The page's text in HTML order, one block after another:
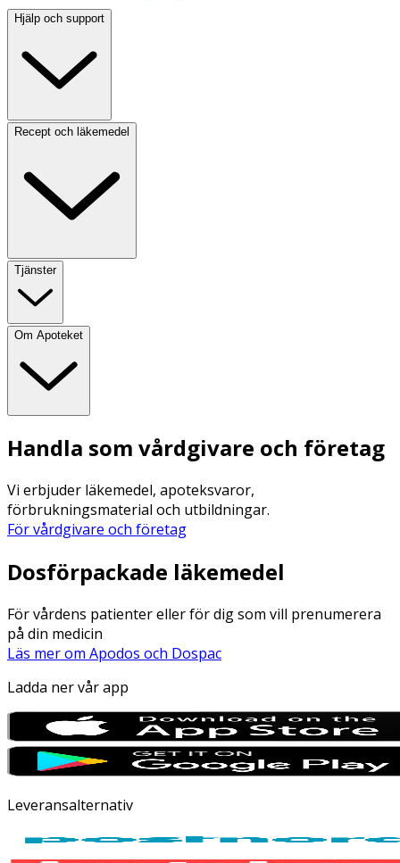
Hjälp och support
Recept och läkemedel
Tjänster
Om Apoteket
Handla som vårdgivare och företag
Vi erbjuder läkemedel, apoteksvaror,
förbrukningsmaterial och utbildningar.
För vårdgivare och företag
Dosförpackade läkemedel
För vårdens patienter eller för dig som vill prenumerera
på din medicin
Läs mer om Apodos och Dospac
Ladda ner vår app
Leveransalternativ